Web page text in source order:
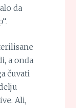
da
a onda
čuvati
Ali,